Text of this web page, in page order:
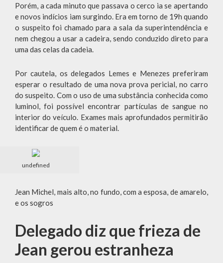
Porém, a cada minuto que passava o cerco ia se apertando
e novos indícios iam surgindo. Era em torno de 19h quando
o suspeito foi chamado para a sala da superintendência e
nem chegou a usar a cadeira, sendo conduzido direto para
uma das celas da cadeia.
Por cautela, os delegados Lemes e Menezes preferiram
esperar o resultado de uma nova prova pericial, no carro
do suspeito. Com o uso de uma substância conhecida como
luminol, foi possível encontrar partículas de sangue no
interior do veículo. Exames mais aprofundados permitirão
identificar de quem é o material.
undefined
Jean Michel, mais alto, no fundo, com a esposa, de amarelo,
e os sogros
Delegado diz que frieza de
Jean gerou estranheza